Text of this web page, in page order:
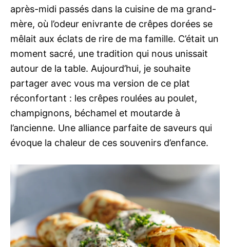
après-midi passés dans la cuisine de ma grand-
mère, où l’odeur enivrante de crêpes dorées se
mêlait aux éclats de rire de ma famille. C’était un
moment sacré, une tradition qui nous unissait
autour de la table. Aujourd’hui, je souhaite
partager avec vous ma version de ce plat
réconfortant : les crêpes roulées au poulet,
champignons, béchamel et moutarde à
l’ancienne. Une alliance parfaite de saveurs qui
évoque la chaleur de ces souvenirs d’enfance.